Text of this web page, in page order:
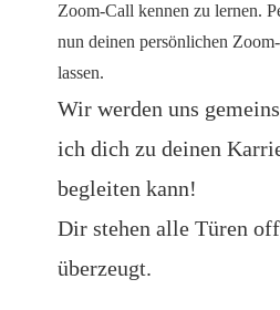
Zoom-Call kennen zu lernen.
nun deinen persönlichen
lassen.
Wir werden uns
ich dich zu deinen
begleiten kann!
Dir stehen alle Türen
überzeugt.